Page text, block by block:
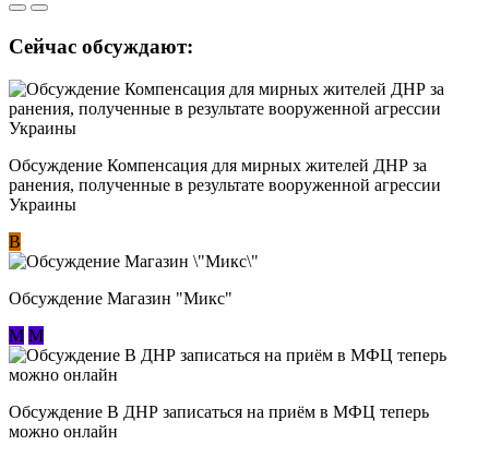
Сейчас обсуждают:
Обсуждение Компенсация для мирных жителей ДНР за
ранения, полученные в результате вооруженной агрессии
Украины
В
Обсуждение Магазин "Микс"
М М
Обсуждение В ДНР записаться на приём в МФЦ теперь
можно онлайн